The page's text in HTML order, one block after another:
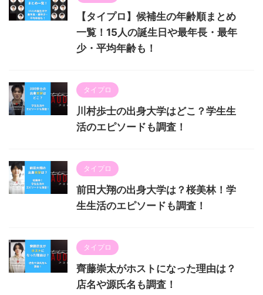
【タイプロ】候補生の年齢順まとめ
一覧！15人の誕生日や最年長・最年
少・平均年齢も！
タイプロ
川村歩士の出身大学はどこ？学生生
活のエピソードも調査！
タイプロ
前田大翔の出身大学は？桜美林！学
生生活のエピソードも調査！
タイプロ
齊藤崇太がホストになった理由は？
店名や源氏名も調査！